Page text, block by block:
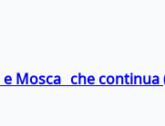
Mosca che